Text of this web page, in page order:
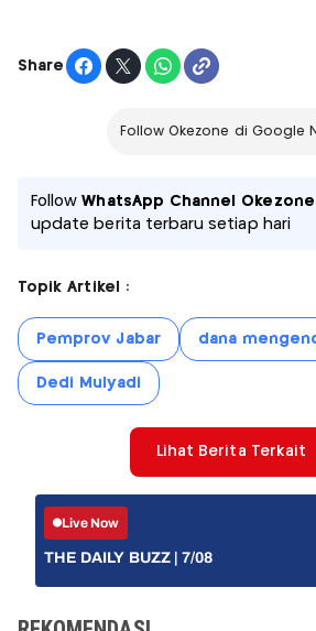
Share
Follow Okezone di Google
FollowWhatsApp Channel Okezone
update berita terbaru setiap hari
Topik Artikel :
Pemprov Jabar dana
Dedi Mulyadi
Lihat Berita Terkait
Live Now
THE DAILY BUZZ | 7/08